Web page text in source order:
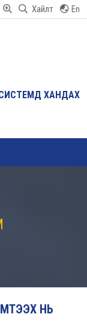
Хайлт En
ХАНДАХ
НЬ